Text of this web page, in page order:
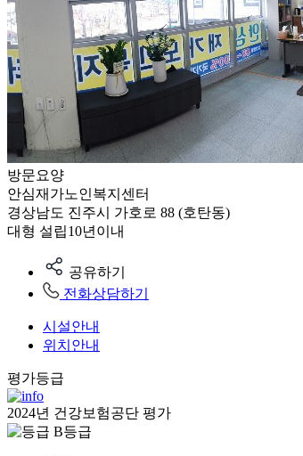
방문요양
안심재가노인복지센터
경상남도 진주시 가호로 88 (호탄동)
대형 설립10년이내
공유하기
전화상담하기
시설안내
위치안내
평가등급
2024년 건강보험공단 평가
B등급